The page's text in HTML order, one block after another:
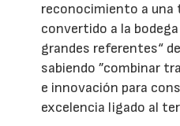
reconocimiento a una
convertido a la
grandes referentes“
sabiendo ”combinar
e innovación para
excelencia ligado al